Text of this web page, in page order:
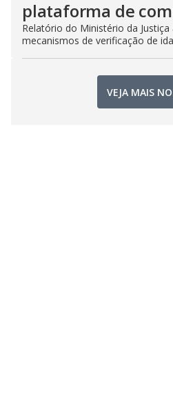
plataforma de
Relatório do Ministério da
mecanismos de verificação de
VEJA MAIS